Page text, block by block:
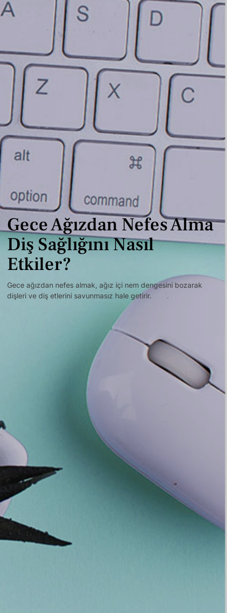
Gece Ağızdan Nefes Alma
Diş Sağlığını Nasıl
Etkiler?
Gece ağızdan nefes almak, ağız içi nem dengesini bozarak
dişleri ve diş etlerini savunmasız hale getirir.